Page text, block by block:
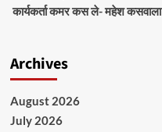
कार्यकर्ता कमर कस ले- महेश कसवाला
Archives
August 2026
July 2026